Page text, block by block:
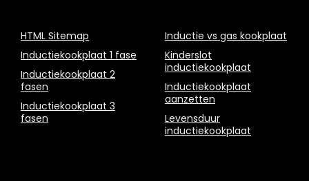
HTML Sitemap
Inductiekookplaat 1 fase
Inductiekookplaat 2
fasen
Inductiekookplaat 3
fasen
Inductie vs gas kookplaat
Kinderslot
inductiekookplaat
Inductiekookplaat
aanzetten
Levensduur
inductiekookplaat